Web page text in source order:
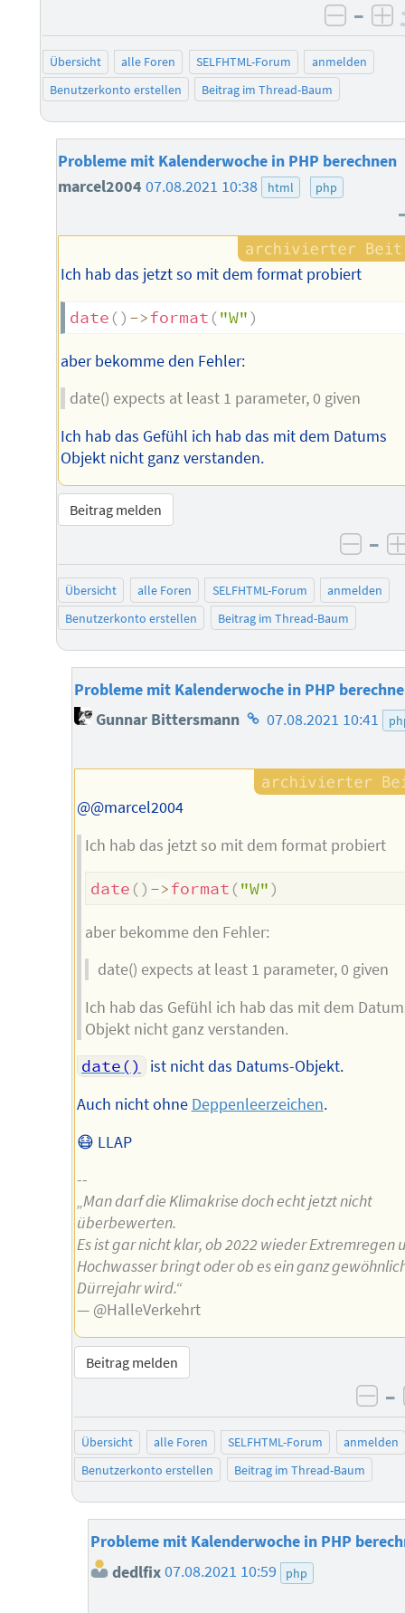
–
Übersicht alle Foren SELFHTML-Forum
anmelden
Benutzerkonto erstellen
Beitrag im Thread-Baum
Probleme mit Kalenderwoche in PHP berechnen
marcel200407.08.2021 10:38 html php
Ich hab das jetzt so mit dem format probiert
date () ->format ("W")
aber bekomme den Fehler:
date() expects at least 1 parameter, 0 given
Ich hab das Gefühl ich hab das mit dem Datums
Objekt nicht ganz verstanden.
Beitrag melden
–
Übersicht alle Foren SELFHTML-Forum
anmelden
Benutzerkonto erstellen
Beitrag im Thread-Baum
Probleme mit Kalenderwoche in PHP
Gunnar Bittersmann Homepage
Autors
07.08.2021 10:41
@@marcel2004
Ich hab das jetzt so mit dem format probiert
date () ->format ("W")
aber bekomme den Fehler:
date() expects at least 1 parameter, 0 given
Ich hab das Gefühl ich hab das mit dem
Objekt nicht ganz verstanden.
date()
ist nicht das Datums-Objekt.
Auch nicht ohne Deppenleerzeichen.
😷 LLAP
--
„Man darf die Klimakrise doch echt jetzt nicht
überbewerten.
Es ist gar nicht klar, ob 2022 wieder Extremregen
Hochwasser bringt oder ob es ein ganz
Dürrejahr wird.“
— @HalleVerkehrt
Beitrag melden
–
Übersicht alle Foren SELFHTML-Forum
anmelden
Benutzerkonto erstellen
Beitrag im Thread-Baum
Probleme mit Kalenderwoche in PHP
dedlfix 07.08.2021 10:59 php